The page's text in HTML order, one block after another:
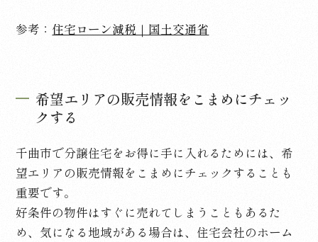
参考： 住宅ローン減税｜国土交通省
希望エリアの販売情報をこまめにチェッ
クする
千曲市で分譲住宅をお得に手に入れるためには、希
望エリアの販売情報をこまめにチェックすることも
重要です。
好条件の物件はすぐに売れてしまうこともあるた
め、気になる地域がある場合は、住宅会社のホーム